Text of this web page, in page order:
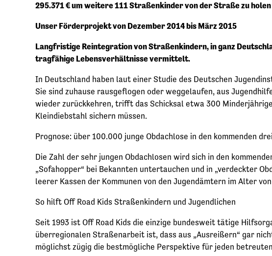
295.371 € um weitere 111 Straßenkinder von der Straße zu
Unser Förderprojekt von Dezember 2014 bis März 2015
Langfristige Reintegration von Straßenkindern, in ganz
tragfähige Lebensverhältnisse vermittelt.
In Deutschland haben laut einer Studie des Deutschen
Sie sind zuhause rausgeflogen oder weggelaufen, aus
wieder zurückkehren, trifft das Schicksal etwa 300
Kleindiebstahl sichern müssen.
Prognose: über 100.000 junge Obdachlose in den kommenden
Die Zahl der sehr jungen Obdachlosen wird sich in den
„Sofahopper“ bei Bekannten untertauchen und in „verdeckter
leerer Kassen der Kommunen von den Jugendämtern im Alter
So hilft Off Road Kids Straßenkindern und Jugendlichen
Seit 1993 ist Off Road Kids die einzige bundesweit tätige
überregionalen Straßenarbeit ist, dass aus „Ausreißern“ gar
möglichst zügig die bestmögliche Perspektive für jeden